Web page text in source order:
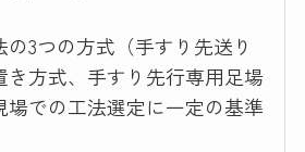
の3つの方式（手すり先送り
き方式、手すり先行専用足場
場での工法選定に一定の基準